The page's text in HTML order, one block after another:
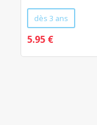
dès 3 ans
5.95 €